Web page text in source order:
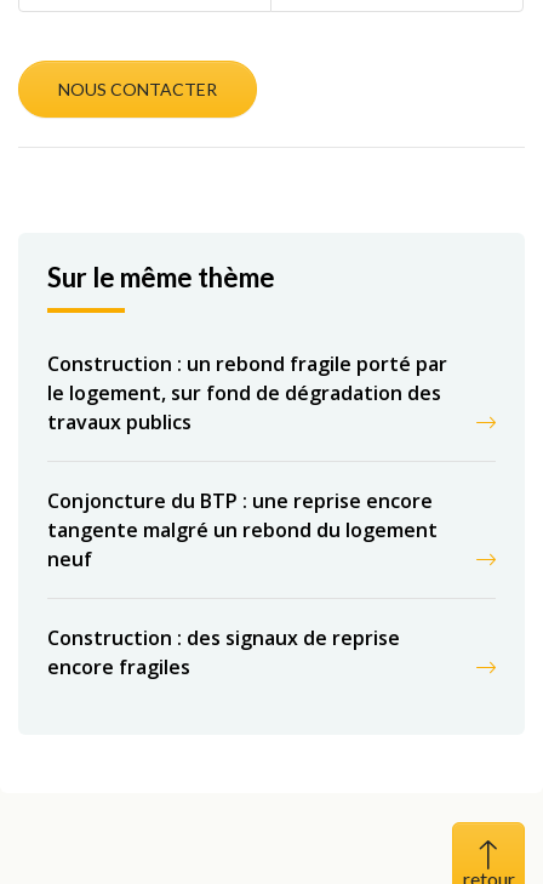
NOUS CONTACTER
Sur le même thème
Construction : un rebond fragile porté par
le logement, sur fond de dégradation des
travaux publics
Conjoncture du BTP : une reprise encore
tangente malgré un rebond du logement
neuf
Construction : des signaux de reprise
encore fragiles
Haut